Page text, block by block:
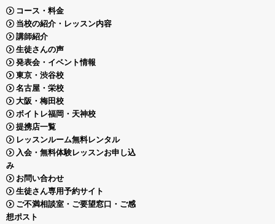
コース・料金
当校の紹介・レッスン内容
講師紹介
生徒さんの声
発表会・イベント情報
東京・渋谷校
名古屋・栄校
大阪・梅田校
ボイトレ福岡・天神校
提携店一覧
レッスンルーム無料レンタル
入会・無料体験レッスンお申し込
み
お問い合わせ
生徒さん専用予約サイト
ご不満相談室・ご要望窓口・ご感
想ポスト